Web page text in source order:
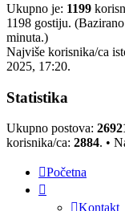
Ukupno je: 1199
1198 gostiju.
minuta.)
Najviše korisnika/ca
2025, 17:20.
Statistika
Ukupno postova:
korisnika/ca: 2884. •
Početna
Kontakt